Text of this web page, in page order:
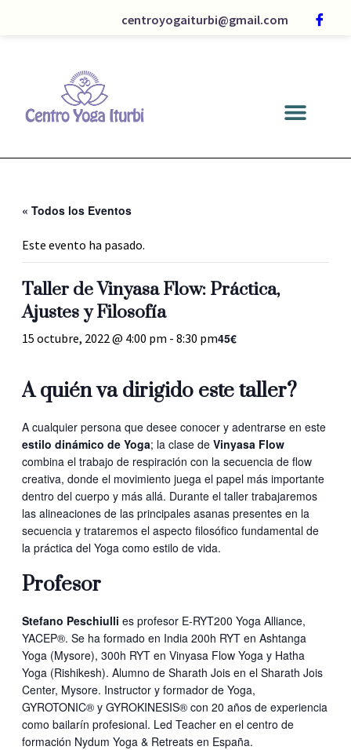
centroyogaiturbi@gmail.com
« Todos los Eventos
Este evento ha pasado.
Taller de Vinyasa Flow: Práctica,
Ajustes y Filosofía
15 octubre, 2022 @ 4:00 pm - 8:30 pm45€
A quién va dirigido este taller?
A cualquier persona que desee conocer y adentrarse en este
estilo dinámico de Yoga; la clase de Vinyasa Flow
combina el trabajo de respiración con la secuencia de flow
creativa, donde el movimiento juega el papel más importante
dentro del cuerpo y más allá. Durante el taller trabajaremos
las alineaciones de las principales asanas presentes en la
secuencia y trataremos el aspecto filosófico fundamental de
la práctica del Yoga como estilo de vida.
Profesor
Stefano Peschiulli es profesor E-RYT200 Yoga Alliance,
YACEP®. Se ha formado en India 200h RYT en Ashtanga
Yoga (Mysore), 300h RYT en Vinyasa Flow Yoga y Hatha
Yoga (Rishikesh). Alumno de Sharath Jois en el Sharath Jois
Center, Mysore. Instructor y formador de Yoga,
GYROTONIC® y GYROKINESIS® con 20 años de experiencia
como bailarín profesional. Led Teacher en el centro de
formación Nydum Yoga & Retreats en España.